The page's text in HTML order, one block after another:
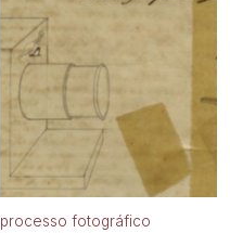
processo fotográfico